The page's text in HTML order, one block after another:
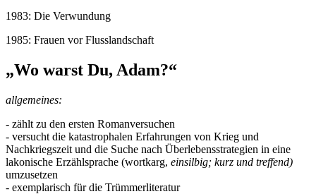
1983: Die Verwundung
1985: Frauen vor Flusslandschaft
„Wo warst Du, Adam?“
allgemeines:
- zählt zu den ersten Romanversuchen
- versucht die katastrophalen Erfahrungen von Krieg und
Nachkriegszeit und die Suche nach Überlebensstrategien in eine
lakonische Erzählsprache (wortkarg, einsilbig; kurz und treffend)
umzusetzen
- exemplarisch für die Trümmerliteratur